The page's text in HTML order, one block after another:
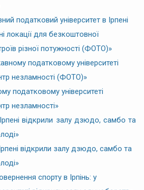
податковий університет в Ірпені
локації для безкоштовної
різної потужності (ФОТО)»
податковому університеті
незламності (ФОТО)»
податковому університеті
незламності»
відкрили залу дзюдо, самбо та
відкрили залу дзюдо, самбо та
спорту в Ірпінь: у